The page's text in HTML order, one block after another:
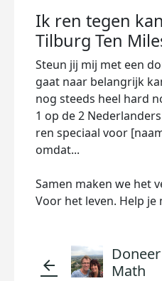
Ik ren tegen
Tilburg Ten
Steun jij mij met een
gaat naar belangrijk
nog steeds heel hard
1 op de 2
ren speciaal voor
omdat...
Samen maken we het
Voor het leven. Help je
arrow_back
Math